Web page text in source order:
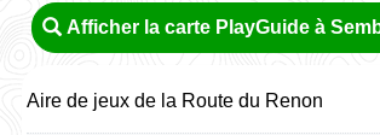
Afficher la carte PlayGuide à
Aire de jeux de la Route du Renon